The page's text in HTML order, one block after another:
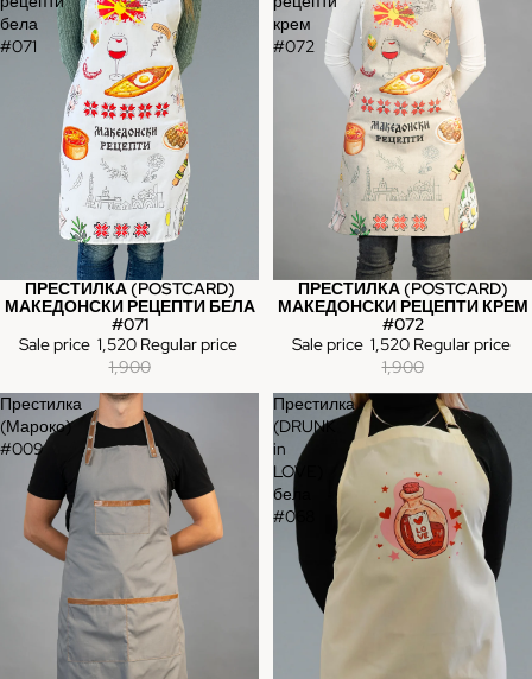
бела
#071
SaleПРЕСТИЛКА (POSTCARD)
МАКЕДОНСКИ РЕЦЕПТИ БЕЛА
#071
Sale price 1,520 Regular price
1,900
крем
#072
SaleПРЕСТИЛКА (POSTCARD)
МАКЕДОНСКИ РЕЦЕПТИ КРЕМ
#072
Sale price 1,520 Regular price
1,900
Престилка
(Мароко)
#009
Престилка
(DRUNK
in
LOVE)
бела
#068